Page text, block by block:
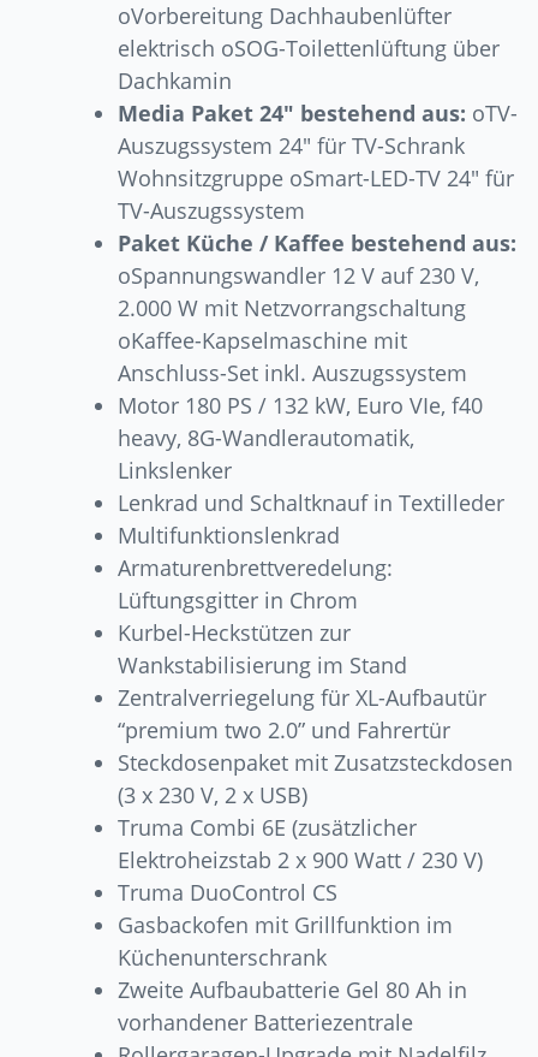
oVorbereitung Dachhaubenlüfter
elektrisch oSOG-Toilettenlüftung über
Dachkamin
Media Paket 24″ bestehend aus: oTV-
Auszugssystem 24″ für TV-Schrank
Wohnsitzgruppe oSmart-LED-TV 24″ für
TV-Auszugssystem
Paket Küche / Kaffee bestehend aus:
oSpannungswandler 12 V auf 230 V,
2.000 W mit Netzvorrangschaltung
oKaffee-Kapselmaschine mit
Anschluss-Set inkl. Auszugssystem
Motor 180 PS / 132 kW, Euro VIe, f40
heavy, 8G-Wandlerautomatik,
Linkslenker
Lenkrad und Schaltknauf in Textilleder
Multifunktionslenkrad
Armaturenbrettveredelung:
Lüftungsgitter in Chrom
Kurbel-Heckstützen zur
Wankstabilisierung im Stand
Zentralverriegelung für XL-Aufbautür
“premium two 2.0” und Fahrertür
Steckdosenpaket mit Zusatzsteckdosen
(3 x 230 V, 2 x USB)
Truma Combi 6E (zusätzlicher
Elektroheizstab 2 x 900 Watt / 230 V)
Truma DuoControl CS
Gasbackofen mit Grillfunktion im
Küchenunterschrank
Zweite Aufbaubatterie Gel 80 Ah in
vorhandener Batteriezentrale